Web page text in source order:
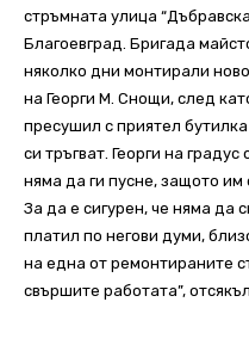
стръмната улица
Благоевград. Бригада
няколко дни монтирали
на Георги М. Снощи, след
пресушил с приятел
си тръгват. Георги на
няма да ги пусне, защото
За да е сигурен, че няма да
платил по негови думи,
на една от ремонтираните
свършите работата”,